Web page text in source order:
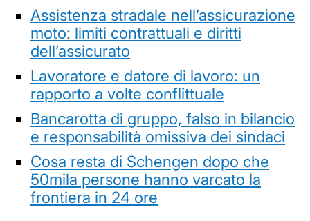
Assistenza stradale nell’assicurazione
moto: limiti contrattuali e diritti
dell’assicurato
Lavoratore e datore di lavoro: un
rapporto a volte conflittuale
Bancarotta di gruppo, falso in bilancio
e responsabilità omissiva dei sindaci
Cosa resta di Schengen dopo che
50mila persone hanno varcato la
frontiera in 24 ore